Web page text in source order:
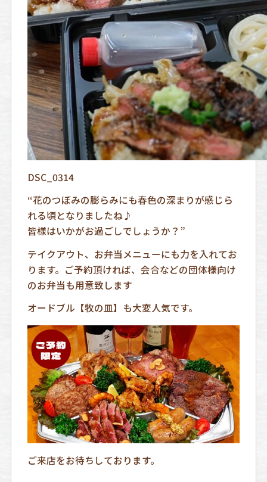
DSC_0314
“花のつぼみの膨らみにも春色の深まりが感じら
れる頃となりましたね♪
皆様はいかがお過ごしでしょうか？”
テイクアウト、お弁当メニューにも力を入れてお
ります。ご予約頂ければ、会合などの団体様向け
のお弁当も用意致します
オードブル【牧の皿】も大変人気です。
ご来店をお待ちしております。